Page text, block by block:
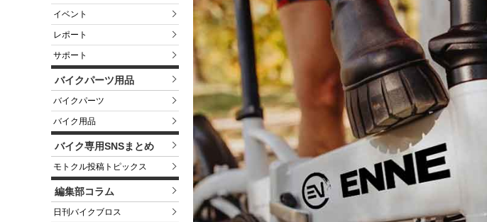
イベント
レポート
サポート
バイクパーツ用品
バイクパーツ
バイク用品
バイク専用SNSまとめ
モトクル投稿トピックス
編集部コラム
日刊バイクブロス